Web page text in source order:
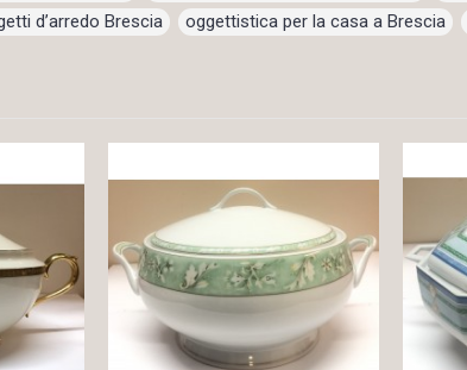
d’arredo Brescia , oggettistica per la casa a Brescia ,